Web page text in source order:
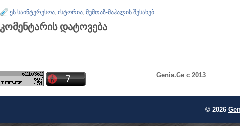
ეს საინტერესოა, ისტორია, მუმთაზ-მაჰალის შესახებ...
კომენტარის დატოვება
Genia.Ge c 2013
© 2026